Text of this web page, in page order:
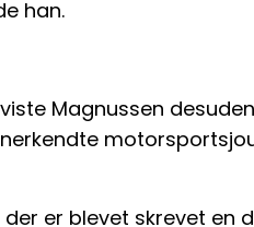
han.
Magnussen
er blevet skrevet en